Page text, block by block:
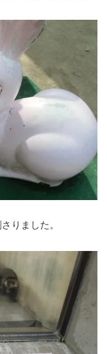
りました。